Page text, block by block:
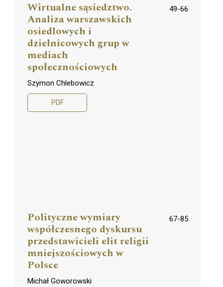
Wirtualne sąsiedztwo.
Analiza warszawskich
osiedlowych i
dzielnicowych grup w
mediach
społecznościowych
49-66
Szymon Chlebowicz
PDF
Polityczne wymiary
współczesnego dyskursu
przedstawicieli elit religii
mniejszościowych w
Polsce
67-85
Michał Goworowski